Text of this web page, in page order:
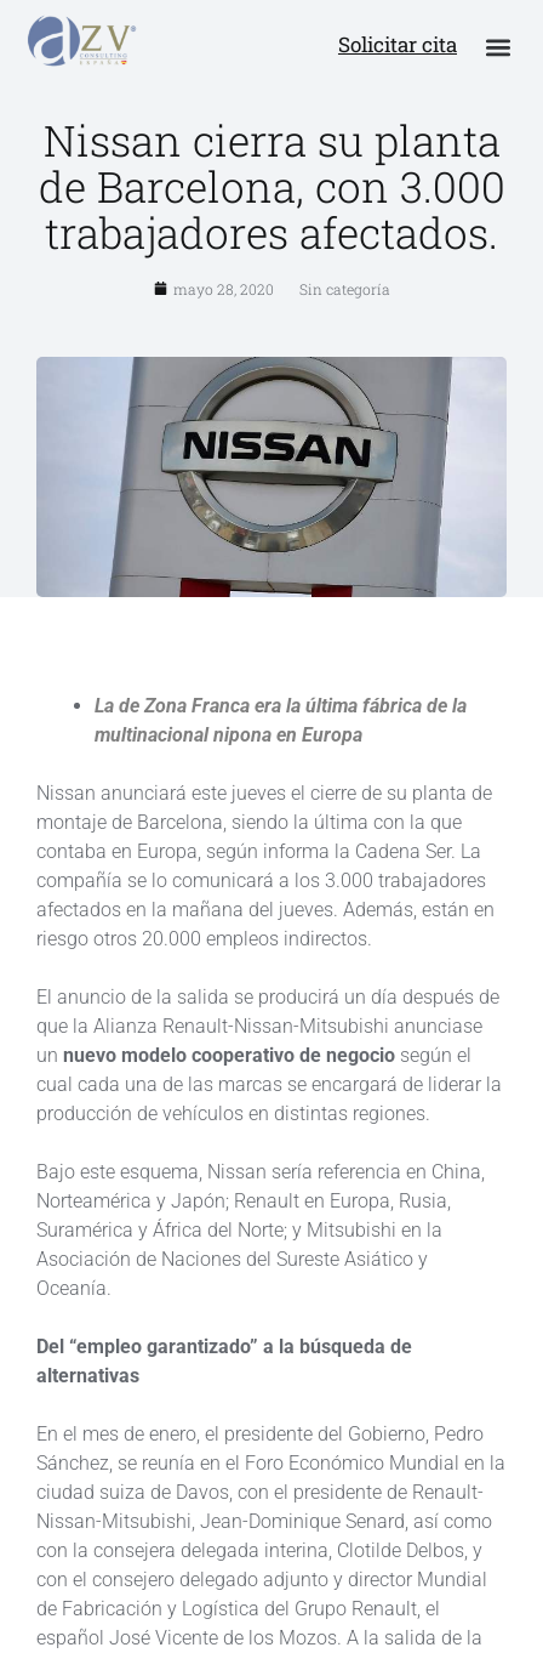
Solicitar cita
Nissan cierra su planta
de Barcelona, con 3.000
trabajadores afectados.
mayo 28, 2020 Sin categoría
La de Zona Franca era la última fábrica de la
multinacional nipona en Europa
Nissan anunciará este jueves el cierre de su planta de
montaje de Barcelona, siendo la última con la que
contaba en Europa, según informa la Cadena Ser. La
compañía se lo comunicará a los 3.000 trabajadores
afectados en la mañana del jueves. Además, están en
riesgo otros 20.000 empleos indirectos.
El anuncio de la salida se producirá un día después de
que la Alianza Renault-Nissan-Mitsubishi anunciase
un nuevo modelo cooperativo de negocio según el
cual cada una de las marcas se encargará de liderar la
producción de vehículos en distintas regiones.
Bajo este esquema, Nissan sería referencia en China,
Norteamérica y Japón; Renault en Europa, Rusia,
Suramérica y África del Norte; y Mitsubishi en la
Asociación de Naciones del Sureste Asiático y
Oceanía.
Del “empleo garantizado” a la búsqueda de
alternativas
En el mes de enero, el presidente del Gobierno, Pedro
Sánchez, se reunía en el Foro Económico Mundial en la
ciudad suiza de Davos, con el presidente de Renault-
Nissan-Mitsubishi, Jean-Dominique Senard, así como
con la consejera delegada interina, Clotilde Delbos, y
con el consejero delegado adjunto y director Mundial
de Fabricación y Logística del Grupo Renault, el
español José Vicente de los Mozos. A la salida de la